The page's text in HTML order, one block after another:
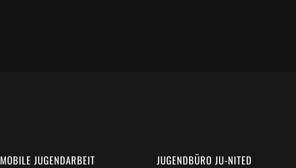
MOBILE JUGENDARBEIT JUGENDBÜRO JU-NITED